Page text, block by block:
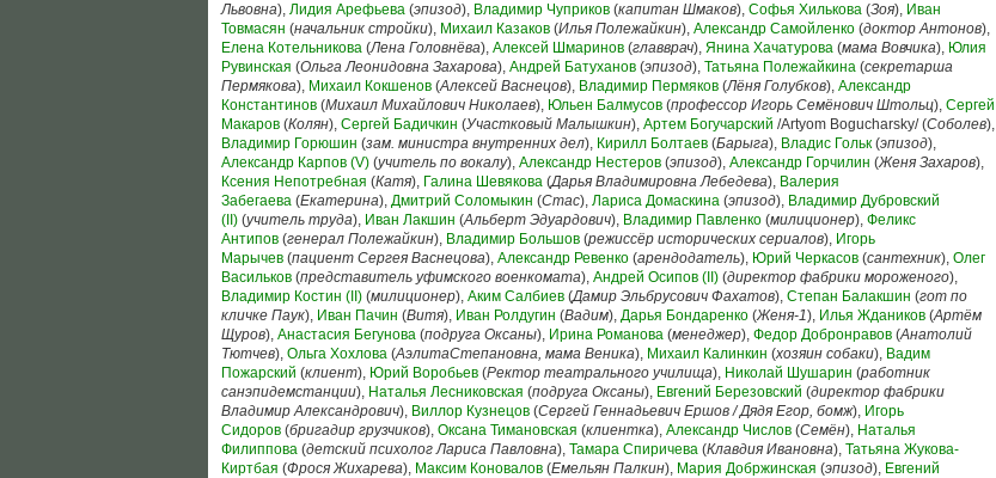
Львовна), Лидия Арефьева (эпизод), Владимир Чуприков (капитан Шмаков), Софья Хилькова (Зоя), Иван
Товмасян (начальник стройки), Михаил Казаков (Илья Полежайкин), Александр Самойленко (доктор Антонов),
Елена Котельникова (Лена Головнёва), Алексей Шмаринов (главврач), Янина Хачатурова (мама Вовчика), Юлия
Рувинская (Ольга Леонидовна Захарова), Андрей Батуханов (эпизод), Татьяна Полежайкина (секретарша
Пермякова), Михаил Кокшенов (Алексей Васнецов), Владимир Пермяков (Лёня Голубков), Александр
Константинов (Михаил Михайлович Николаев), Юльен Балмусов (профессор Игорь Семёнович Штольц), Сергей
Макаров (Колян), Сергей Бадичкин (Участковый Малышкин), Артем Богучарский /Artyom Bogucharsky/ (Соболев),
Владимир Горюшин (зам. министра внутренних дел), Кирилл Болтаев (Барыга), Владис Гольк (эпизод),
Александр Карпов (V) (учитель по вокалу), Александр Нестеров (эпизод), Александр Горчилин (Женя Захаров),
Ксения Непотребная (Катя), Галина Шевякова (Дарья Владимировна Лебедева), Валерия
Забегаева (Екатерина), Дмитрий Соломыкин (Стас), Лариса Домаскина (эпизод), Владимир Дубровский
(II) (учитель труда), Иван Лакшин (Альберт Эдуардович), Владимир Павленко (милиционер), Феликс
Антипов (генерал Полежайкин), Владимир Большов (режиссёр исторических сериалов), Игорь
Марычев (пациент Сергея Васнецова), Александр Ревенко (арендодатель), Юрий Черкасов (сантехник), Олег
Васильков (представитель уфимского военкомата), Андрей Осипов (II) (директор фабрики мороженого),
Владимир Костин (II) (милиционер), Аким Салбиев (Дамир Эльбрусович Фахатов), Степан Балакшин (гот по
кличке Паук), Иван Пачин (Витя), Иван Ролдугин (Вадим), Дарья Бондаренко (Женя-1), Илья Ждаников (Артём
Щуров), Анастасия Бегунова (подруга Оксаны), Ирина Романова (менеджер), Федор Добронравов (Анатолий
Тютчев), Ольга Хохлова (АэлитаСтепановна, мама Веника), Михаил Калинкин (хозяин собаки), Вадим
Пожарский (клиент), Юрий Воробьев (Ректор театрального училища), Николай Шушарин (работник
санэпидемстанции), Наталья Лесниковская (подруга Оксаны), Евгений Березовский (директор фабрики
Владимир Александрович), Виллор Кузнецов (Сергей Геннадьевич Ершов / Дядя Егор, бомж), Игорь
Сидоров (бригадир грузчиков), Оксана Тимановская (клиентка), Александр Числов (Семён), Наталья
Филиппова (детский психолог Лариса Павловна), Тамара Спиричева (Клавдия Ивановна), Татьяна Жукова-
Киртбая (Фрося Жихарева), Максим Коновалов (Емельян Палкин), Мария Добржинская (эпизод), Евгений